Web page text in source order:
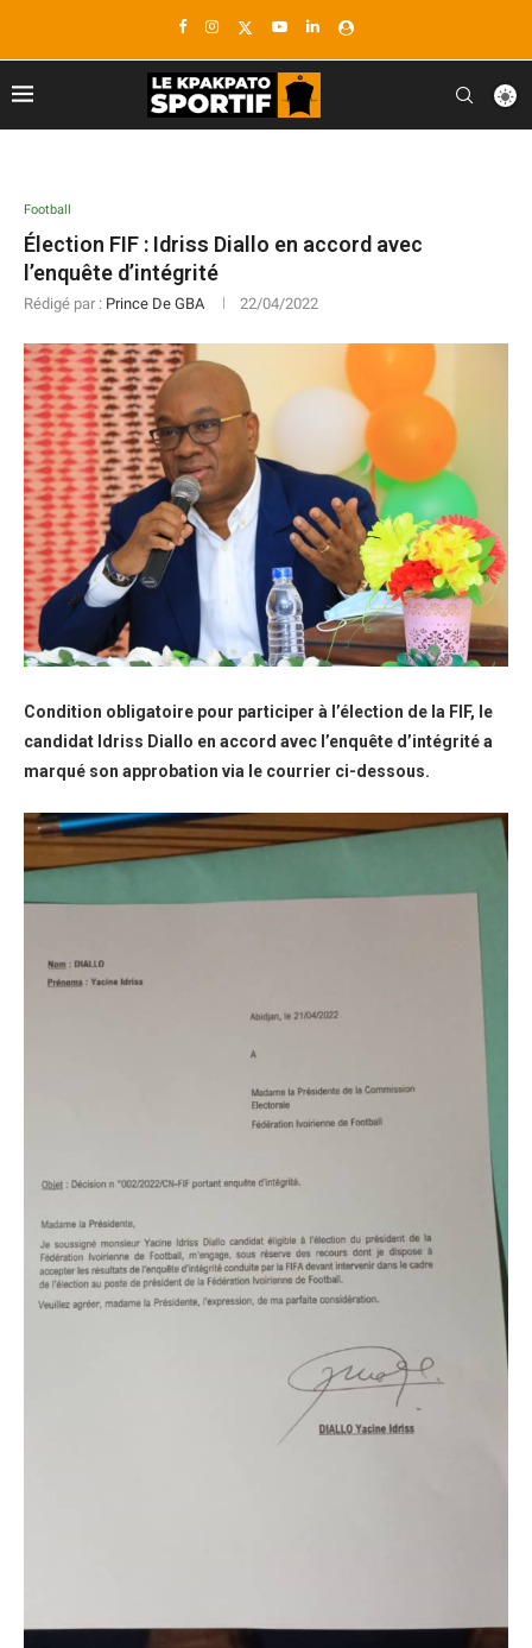
Football
Élection FIF : Idriss Diallo en accord avec
l’enquête d’intégrité
Rédigé par : Prince De GBA 22/04/2022
Condition obligatoire pour participer à l’élection de la FIF, le
candidat Idriss Diallo en accord avec l’enquête d’intégrité a
marqué son approbation via le courrier ci-dessous.